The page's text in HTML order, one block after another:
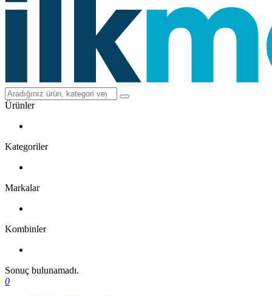
Ürünler
Kategoriler
Markalar
Kombinler
Sonuç bulunamadı.
0